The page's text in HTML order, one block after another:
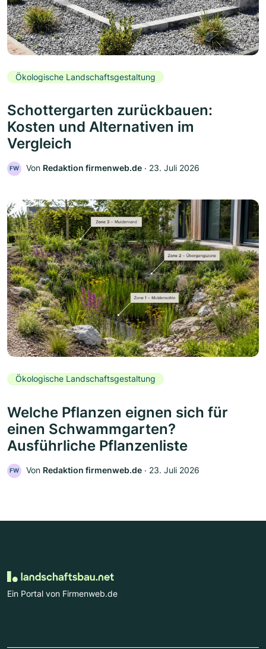
Ökologische Landschaftsgestaltung
Schottergarten zurückbauen:
Kosten und Alternativen im
Vergleich
FW Von Redaktion firmenweb.de ‧ 23. Juli 2026
Ökologische Landschaftsgestaltung
Welche Pflanzen eignen sich für
einen Schwammgarten?
Ausführliche Pflanzenliste
FW Von Redaktion firmenweb.de ‧ 23. Juli 2026
Ein Portal von Firmenweb.de